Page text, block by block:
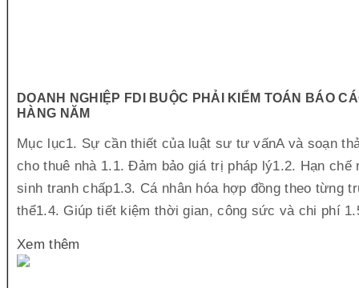
DOANH NGHIỆP FDI BUỘC PHẢI KIỂM TOÁN BÁO
HÀNG NĂM
Mục lục1. Sự cần thiết của luật sư tư vấnA và soạn
cho thuê nhà 1.1. Đảm bảo giá trị pháp lý1.2. Hạn chế
sinh tranh chấp1.3. Cá nhân hóa hợp đồng theo từng
thể1.4. Giúp tiết kiệm thời gian, công sức và chi phí
Xem thêm